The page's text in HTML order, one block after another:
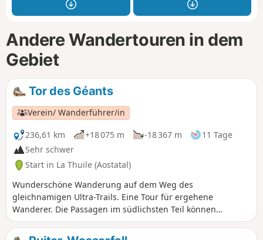
Andere Wandertouren in dem
Gebiet
Tor des Géants
Verein/ Wanderführer/in
236,61 km
+18 075 m -18 367 m
11 Tage
Sehr schwer
Start in La Thuile (Aostatal)
Wunderschöne Wanderung auf dem Weg des
gleichnamigen Ultra-Trails. Eine Tour für ergehene
Wanderer. Die Passagen im südlichsten Teil können
aufgrund von spätem Firn auf der Nordostseite schwierig
sein. Die Wege sind sehr gut markiert, sodass es entlang